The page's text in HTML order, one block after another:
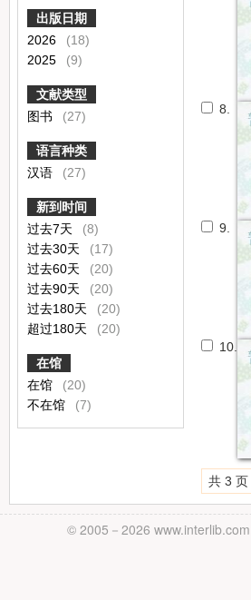
出版日期
2026
(18)
2025
(9)
文献类型
图书
(27)
语言种类
汉语
(27)
新到时间
过去7天
(8)
过去30天
(17)
过去60天
(20)
过去90天
(20)
过去180天
(20)
超过180天
(20)
在馆
在馆
(20)
不在馆
(7)
8.
9.
10.
共 3 页
© 2005－ 2026